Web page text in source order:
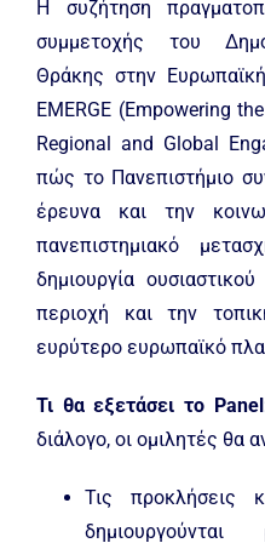
Η συζήτηση
συμμετοχής του
Θράκης στην
EMERGE (Empowering
Regional and Global
πώς το Πανεπιστήμιο
έρευνα και την
πανεπιστημιακό
δημιουργία
περιοχή και την
ευρύτερο ευρωπαϊκό
Τι θα εξετάσει το Panel
διάλογο, οι ομιλητές θα
Τις προκλήσεις
δημιουργούνται